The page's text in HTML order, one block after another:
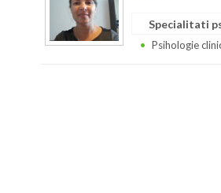
Specialitati
Psihologie